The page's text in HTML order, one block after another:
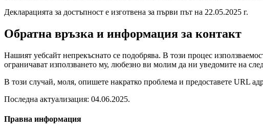
Декларацията за достъпност е изготвена за първи път на 22.05.2025 г.
Обратна връзка и информация за контакт
Нашият уебсайт непрекъснато се подобрява. В този процес
ограничават използването му, любезно ви молим да ни уведомите на
В този случай, моля, опишете накратко проблема и предоставете URL
Последна актуализация: 04.06.2025.
Правна информация